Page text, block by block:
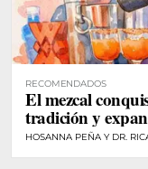
RECOMENDADOS
El mezcal
tradición y
HOSANNA PEÑA Y DR.